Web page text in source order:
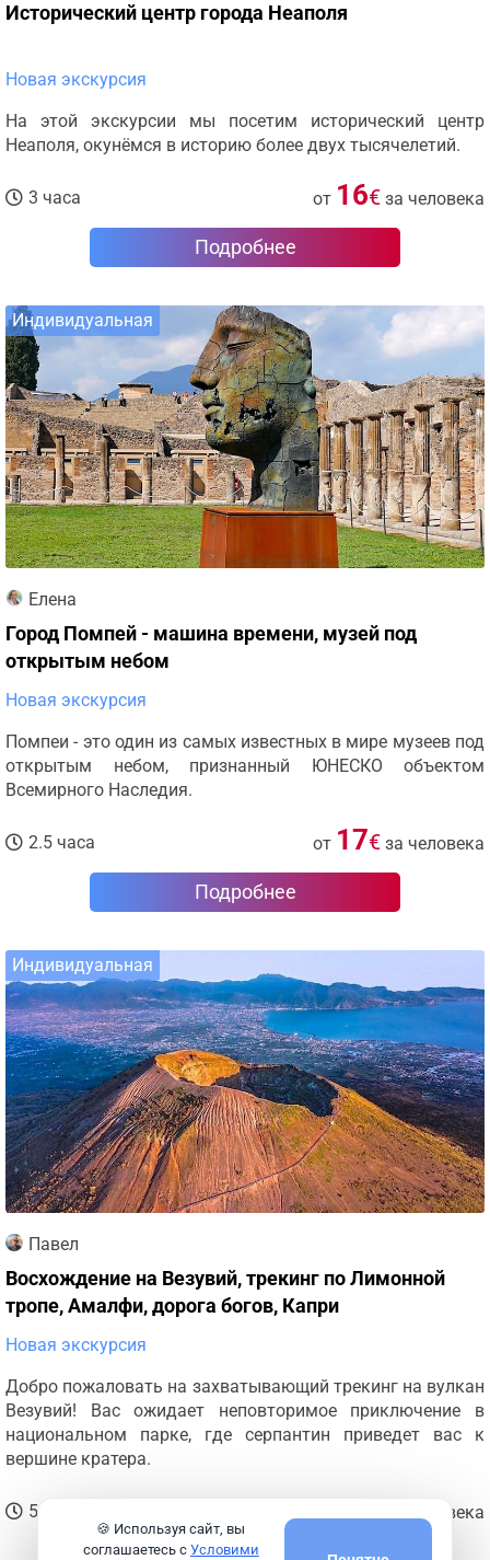
Исторический центр города Неаполя
Новая экскурсия
На этой экскурсии мы посетим исторический центр
Неаполя, окунёмся в историю более двух тысячелетий.
3 часа от 16€ за человека
Подробнее
Индивидуальная
Елена
Город Помпей - машина времени, музей под
открытым небом
Новая экскурсия
Помпеи - это один из самых известных в мире музеев под
открытым небом, признанный ЮНЕСКО объектом
Всемирного Наследия.
2.5 часа от 17€ за человека
Подробнее
Индивидуальная
Павел
Восхождение на Везувий, трекинг по Лимонной
тропе, Амалфи, дорога богов, Капри
Новая экскурсия
Добро пожаловать на захватывающий трекинг на вулкан
Везувий! Вас ожидает неповторимое приключение в
национальном парке, где серпантин приведет вас к
вершине кратера.
5 часов за человека
🍪 Используя сайт, вы
соглашаетесь с Условими